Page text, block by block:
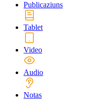
Publicaziuns
Tablet
Video
Audio
Notas